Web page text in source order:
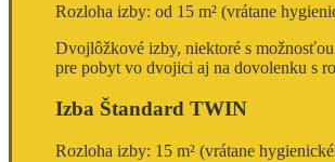
Rozloha izby: od 15 m² (vrátane
Dvojlôžkové izby, niektoré s
pre pobyt vo dvojici aj na dovolenku s
Izba Štandard TWIN
Rozloha izby: 15 m² (vrátane